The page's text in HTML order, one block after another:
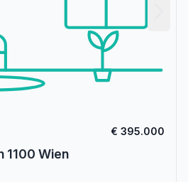
€ 395.000
1100 Wien